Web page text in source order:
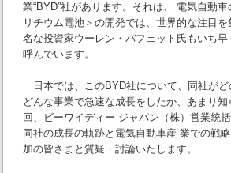
業“BYD”社があります。それは、 電気自動
リチウム電池＞の開発では、世界的な注目
名な投資家ウーレン・バフェット氏もいち
呼んでいます。
日本では、このBYD社について、同社がど
どんな事業で急速な成長をしたか、あまり
回、ビーワイディー ジャパン（株）営業統
同社の成長の軌跡と電気自動車産 業での戦
加の皆さまと質疑・討論いたします。